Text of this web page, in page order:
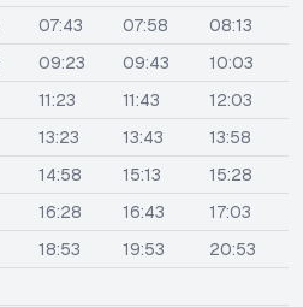
07:43 07:58
08:13
09:23 09:43
10:03
11:23 11:43
12:03
13:23 13:43
13:58
14:58 15:13
15:28
16:28 16:43
17:03
18:53 19:53
20:53